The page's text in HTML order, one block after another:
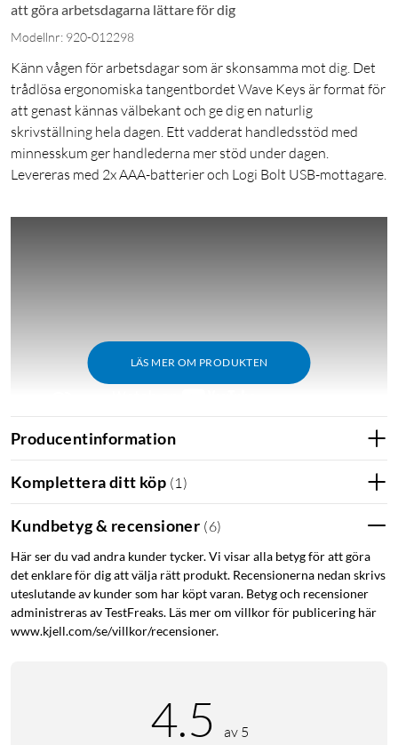
att göra arbetsdagarna lättare för dig
Modellnr: 920-012298
Känn vågen för arbetsdagar som är skonsamma mot dig. Det
trådlösa ergonomiska tangentbordet Wave Keys är format för
att genast kännas välbekant och ge dig en naturlig
skrivställning hela dagen. Ett vadderat handledsstöd med
minnesskum ger handlederna mer stöd under dagen.
Levereras med 2x AAA-batterier och Logi Bolt USB-mottagare.
LÄS MER OM PRODUKTEN
Funktioner
tangentbordets vågformade design placerar händerna,
handlederna och underarmarna i en naturlig
skrivposition.
Mer stöd för handflatan, mindre tryck: Ett vadderat
handledsstöd med minnesskum stödjer dig hela dagen
och ger mer stöd för handleden.
genvägar som sparar tid och ser till att arbetet flyter på.
Använd Easy-Switch för att växla mellan bärbar dator,
Producentinformation
Komplettera ditt köp (1 )
Kundbetyg & recensioner (6)
Här ser du vad andra kunder tycker. Vi visar alla betyg för att göra
det enklare för dig att välja rätt produkt. Recensionerna nedan skrivs
uteslutande av kunder som har köpt varan. Betyg och recensioner
administreras av TestFreaks. Läs mer om villkor för publicering här
www.kjell.com/se/villkor/recensioner.
4.5 av 5